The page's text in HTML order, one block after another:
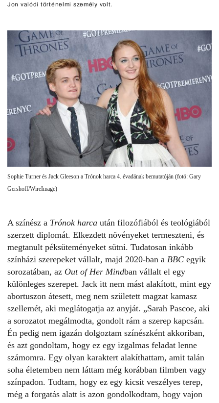
Jon valódi történelmi személy volt.
Sophie Turner és Jack Gleeson a Trónok harca 4. évadának bemutatóján (fotó: Gary
Gershoff/WireImage)
A színész a Trónok harca után filozófiából és teológiából
szerzett diplomát. Elkezdett növényeket termeszteni, és
megtanult péksüteményeket sütni. Tudatosan inkább
színházi szerepeket vállalt, majd 2020-ban a BBC egyik
sorozatában, az Out of Her Mindban vállalt el egy
különleges szerepet. Jack itt nem mást alakított, mint egy
abortuszon átesett, meg nem született magzat kamasz
szellemét, aki meglátogatja az anyját. „Sarah Pascoe, aki
a sorozatot megálmodta, gondolt rám a szerep kapcsán.
Én pedig nem igazán dolgoztam színészként akkoriban,
és azt gondoltam, hogy ez egy izgalmas feladat lenne
számomra. Egy olyan karaktert alakíthattam, amit talán
soha életemben nem láttam még korábban filmben vagy
színpadon. Tudtam, hogy ez egy kicsit veszélyes terep,
még a forgatás alatt is azon gondolkodtam, hogy vajon